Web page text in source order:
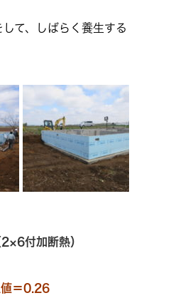
て、しばらく養生する
付加断熱）
＝0.26